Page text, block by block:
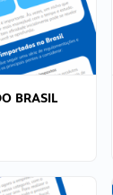
BRASIL